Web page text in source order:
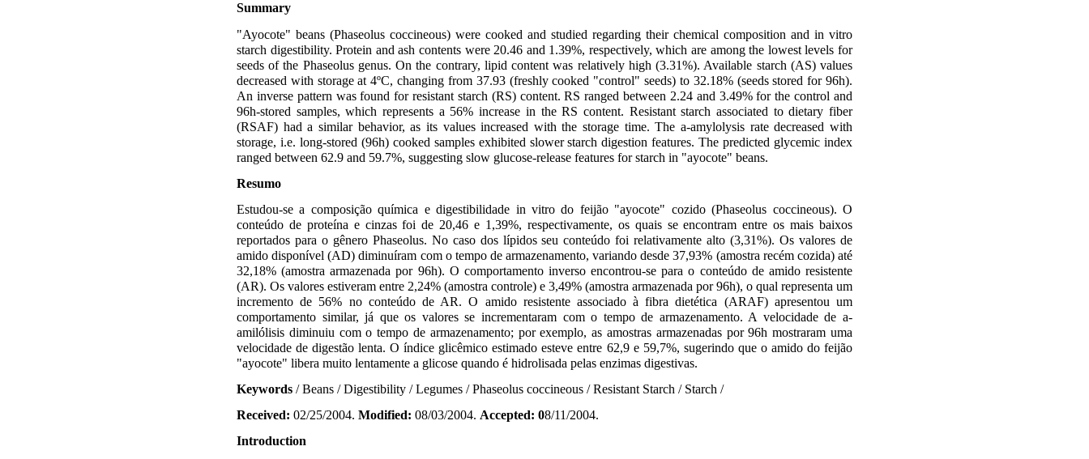
Summary
"Ayocote" beans (Phaseolus coccineous) were cooked and studied regarding their chemical composition and in vitro
starch digestibility. Protein and ash contents were 20.46 and 1.39%, respectively, which are among the lowest levels for
seeds of the Phaseolus genus. On the contrary, lipid content was relatively high (3.31%). Available starch (AS) values
decreased with storage at 4ºC, changing from 37.93 (freshly cooked "control" seeds) to 32.18% (seeds stored for 96h).
An inverse pattern was found for resistant starch (RS) content. RS ranged between 2.24 and 3.49% for the control and
96h-stored samples, which represents a 56% increase in the RS content. Resistant starch associated to dietary fiber
(RSAF) had a similar behavior, as its values increased with the storage time. The a-amylolysis rate decreased with
storage, i.e. long-stored (96h) cooked samples exhibited slower starch digestion features. The predicted glycemic index
ranged between 62.9 and 59.7%, suggesting slow glucose-release features for starch in "ayocote" beans.
Resumo
Estudou-se a composição química e digestibilidade in vitro do feijão "ayocote" cozido (Phaseolus coccineous). O
conteúdo de proteína e cinzas foi de 20,46 e 1,39%, respectivamente, os quais se encontram entre os mais baixos
reportados para o gênero Phaseolus. No caso dos lípidos seu conteúdo foi relativamente alto (3,31%). Os valores de
amido disponível (AD) diminuíram com o tempo de armazenamento, variando desde 37,93% (amostra recém cozida) até
32,18% (amostra armazenada por 96h). O comportamento inverso encontrou-se para o conteúdo de amido resistente
(AR). Os valores estiveram entre 2,24% (amostra controle) e 3,49% (amostra armazenada por 96h), o qual representa um
incremento de 56% no conteúdo de AR. O amido resistente associado à fibra dietética (ARAF) apresentou um
comportamento similar, já que os valores se incrementaram com o tempo de armazenamento. A velocidade de a-
amilólisis diminuiu com o tempo de armazenamento; por exemplo, as amostras armazenadas por 96h mostraram uma
velocidade de digestão lenta. O índice glicêmico estimado esteve entre 62,9 e 59,7%, sugerindo que o amido do feijão
"ayocote" libera muito lentamente a glicose quando é hidrolisada pelas enzimas digestivas.
Keywords / Beans / Digestibility / Legumes / Phaseolus coccineous / Resistant Starch / Starch /
Received: 02/25/2004. Modified: 08/03/2004. Accepted: 08/11/2004.
Introduction